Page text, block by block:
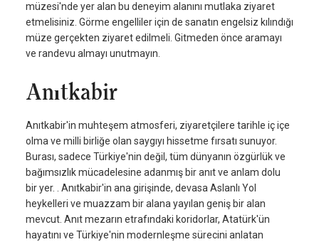
müzesi'nde yer alan bu deneyim alanını mutlaka ziyaret
etmelisiniz. Görme engelliler için de sanatın engelsiz kılındığı
müze gerçekten ziyaret edilmeli. Gitmeden önce aramayı
ve randevu almayı unutmayın.
Anıtkabir
Anıtkabir'in muhteşem atmosferi, ziyaretçilere tarihle iç içe
olma ve milli birliğe olan saygıyı hissetme fırsatı sunuyor.
Burası, sadece Türkiye'nin değil, tüm dünyanın özgürlük ve
bağımsızlık mücadelesine adanmış bir anıt ve anlam dolu
bir yer. . Anıtkabir'in ana girişinde, devasa Aslanlı Yol
heykelleri ve muazzam bir alana yayılan geniş bir alan
mevcut. Anıt mezarın etrafındaki koridorlar, Atatürk'ün
hayatını ve Türkiye'nin modernleşme sürecini anlatan